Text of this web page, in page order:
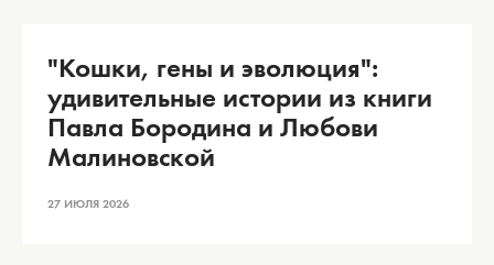
"Кошки, гены и эволюция":
удивительные истории из книги
Павла Бородина и Любови
Малиновской
27 ИЮЛЯ 2026